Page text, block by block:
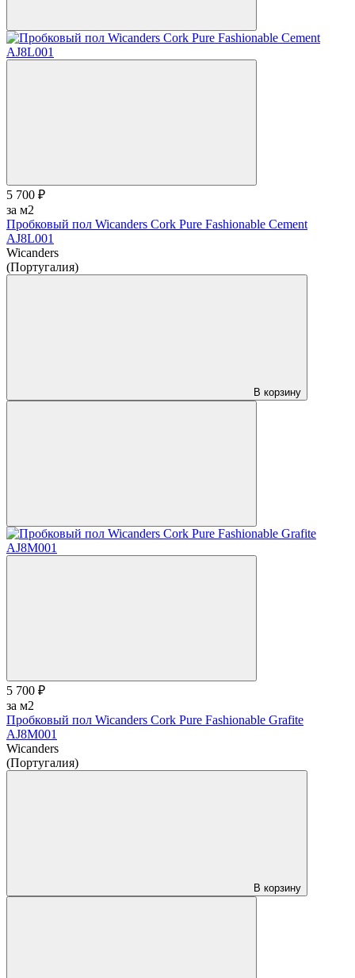
5 700 ₽
за м2
Пробковый пол Wicanders Cork Pure Fashionable Cement
AJ8L001
Wicanders
(Португалия)
В корзину
5 700 ₽
за м2
Пробковый пол Wicanders Cork Pure Fashionable Grafite
AJ8M001
Wicanders
(Португалия)
В корзину